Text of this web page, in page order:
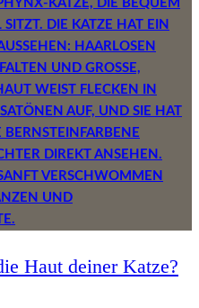
Haut deiner Katze?